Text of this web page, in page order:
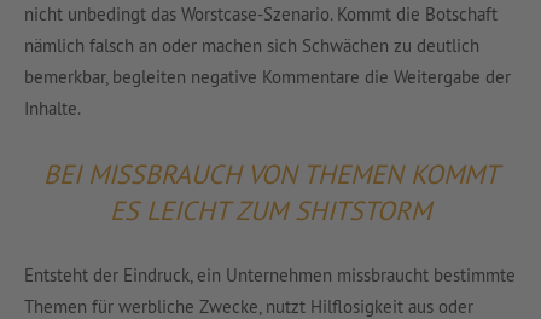
nicht unbedingt das Worstcase-Szenario. Kommt die Botschaft
nämlich falsch an oder machen sich Schwächen zu deutlich
bemerkbar, begleiten negative Kommentare die Weitergabe der
Inhalte.
BEI MISSBRAUCH VON THEMEN KOMMT
ES LEICHT ZUM SHITSTORM
Entsteht der Eindruck, ein Unternehmen missbraucht bestimmte
Themen für werbliche Zwecke, nutzt Hilflosigkeit aus oder